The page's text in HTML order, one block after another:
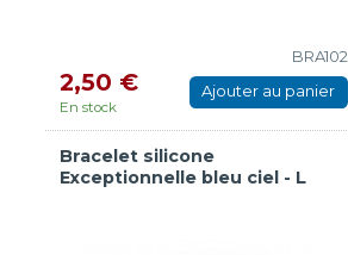
BRA102
2,50 €
En stock
Ajouter au panier
Bracelet silicone
Exceptionnelle bleu ciel - L